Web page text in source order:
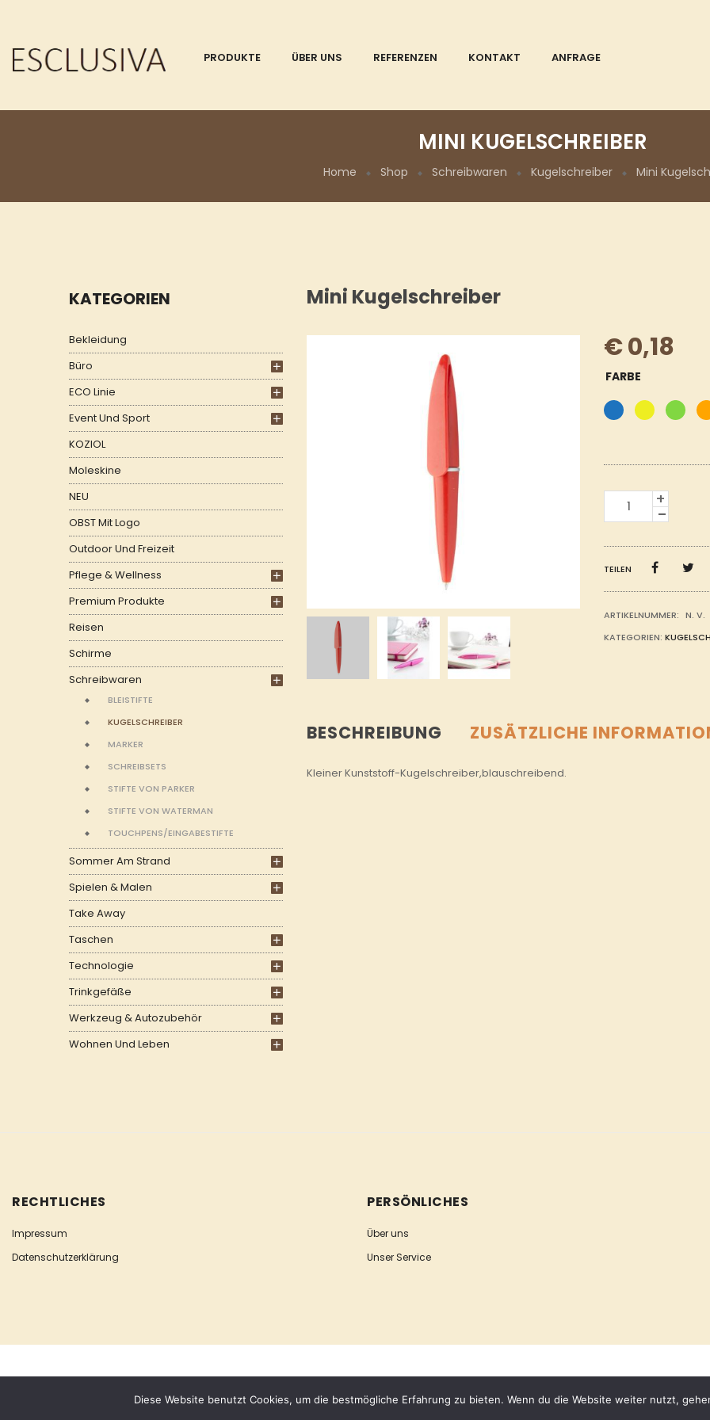
PRODUKTE ÜBER UNS REFERENZEN KONTAKT ANFRAGE
MINI KUGELSCHREIBER
Home Shop Schreibwaren Kugelschreiber Mini
KATEGORIEN
Bekleidung
Büro
ECO Linie
Event Und Sport
KOZIOL
Moleskine
NEU
OBST Mit Logo
Outdoor Und Freizeit
Pflege & Wellness
Premium Produkte
Reisen
Schirme
Schreibwaren
BLEISTIFTE
KUGELSCHREIBER
MARKER
SCHREIBSETS
STIFTE VON PARKER
STIFTE VON WATERMAN
TOUCHPENS/EINGABESTIFTE
Sommer Am Strand
Spielen & Malen
Take Away
Taschen
Technologie
Trinkgefäße
Werkzeug & Autozubehör
Wohnen Und Leben
Mini Kugelschreiber
€0,18
FARBE
KUGELSCHREIBER
MENGE
TEILEN
ARTIKELNUMMER: N. V.
KATEGORIEN:
BESCHREIBUNG ZUSÄTZLICHE
Kleiner Kunststoff-Kugelschreiber,blauschreibend.
RECHTLICHES
Impressum
Datenschutzerklärung
PERSÖNLICHES
Über uns
Unser Service
Diese Website benutzt Cookies, um die bestmögliche Erfahrung zu bieten. Wenn du die Website weiter nutzt,